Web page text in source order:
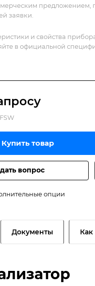
предложением,
заявки.
и свойства
в официальной
росу
FSW
Купить товар
вопрос
опции
Документы Как